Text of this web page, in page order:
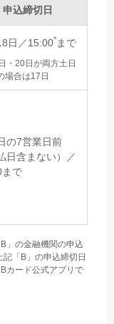
申込締切日
日／15:00* まで
・20日が両方土日
場合は17日
の7営業日前
日含まない）／
まで
」の金融機関の申込
「B」の申込締切日
カード公式アプリで